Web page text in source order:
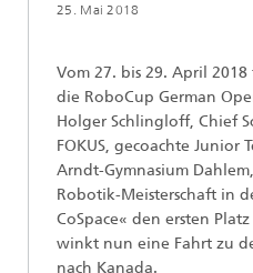
25. Mai 2018
Vom 27. bis 29. April
die RoboCup German
Holger Schlingloff, Chief
FOKUS, gecoachte Junior
Arndt-Gymnasium
Robotik-Meisterschaft in
CoSpace« den ersten
winkt nun eine Fahrt zu
nach Kanada.